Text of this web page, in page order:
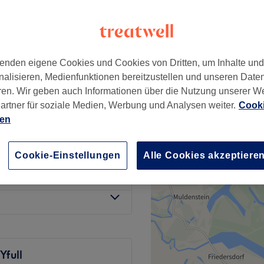
20 €
28 €
UV-System (
eigene Cookies und Cookies von Dritten, um Inhalte
Medienfunktionen bereitzustellen und unseren
Wir geben auch Informationen über die Nutzung unserer
für soziale Medien, Werbung und Analysen weiter.
Cookie-Einstellungen Alle Cookies akzeptieren